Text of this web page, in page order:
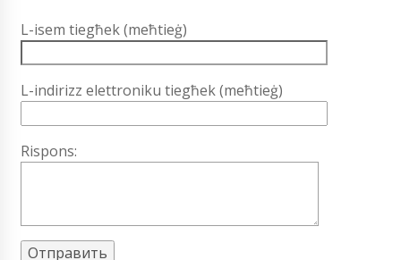
L-isem tiegħek (meħtieġ)
L-indirizz elettroniku tiegħek (meħtieġ)
Rispons: